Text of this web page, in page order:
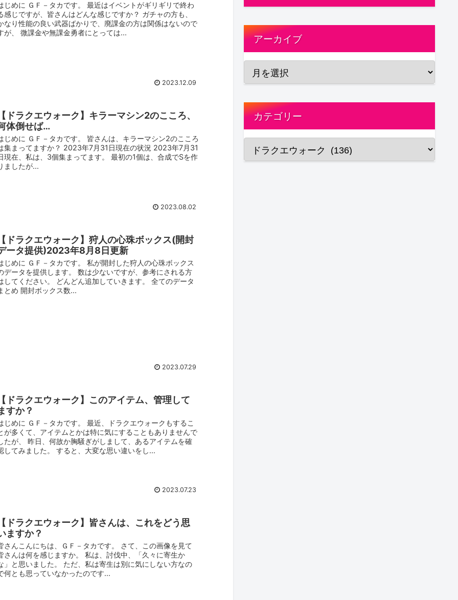
じめに ＧＦ－タカです。 最近はイベントがギリギリで終わ
感じですが、皆さんはどんな感じですか？ ガチャの方も、
なり性能の良い武器ばかりで、廃課金の方は関係はないので
が、 微課金や無課金勇者にとっては...
2023.12.09
ドラクエウォーク】キラーマシン2のこころ、
体倒せば…
じめに ＧＦ－タカです。 皆さんは、キラーマシン2のこころ
集まってますか？ 2023年7月31日現在の状況 2023年7月31
現在、私は、3個集まってます。 最初の1個は、合成でSを作
ましたが...
2023.08.02
ドラクエウォーク】狩人の心珠ボックス(開封
ータ提供)2023年8月8日更新
じめに ＧＦ－タカです。 私が開封した狩人の心珠ボックス
データを提供します。 数は少ないですが、参考にされる方
してください。 どんどん追加していきます。 全てのデータ
とめ 開封ボックス数...
2023.07.29
ドラクエウォーク】このアイテム、管理して
すか？
じめに ＧＦ－タカです。 最近、ドラクエウォークもするこ
が多くて、アイテムとかは特に気にすることもありませんで
たが、 昨日、何故か胸騒ぎがしまして、あるアイテムを確
してみました。 すると、大変な思い違いをし...
2023.07.23
ドラクエウォーク】皆さんは、これをどう思
ますか？
さんこんにちは、ＧＦ－タカです。 さて、この画像を見て
さんは何を感じますか。 私は、討伐中、「久々に寄生か
」と思いました。 ただ、私は寄生は別に気にしない方なの
何とも思っていなかったのです...
アーカイブ
カテゴリー